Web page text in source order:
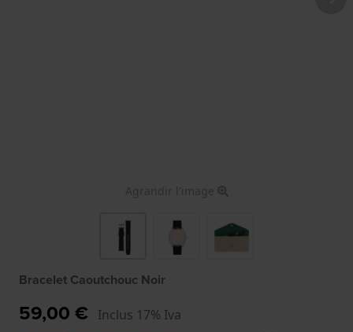
Agrandir l'image
Bracelet Caoutchouc Noir
59,00 € Inclus 17% Iva